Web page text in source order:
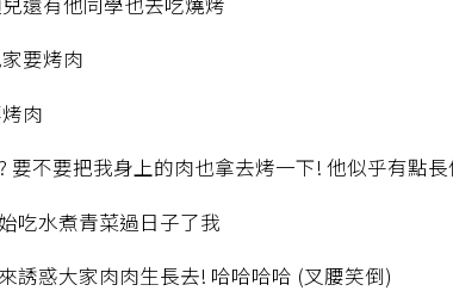
要烤肉
肉
要不要把我身上的肉也拿去烤一下! 他似乎有點
吃水煮青菜過日子了我
誘惑大家肉肉生長去! 哈哈哈哈 (叉腰笑倒)